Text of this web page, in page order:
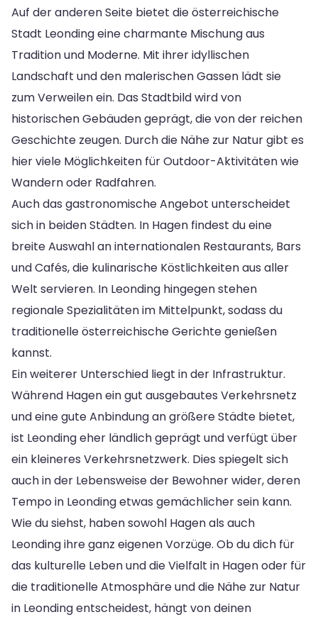
Auf der anderen Seite bietet die österreichische
Stadt Leonding eine charmante Mischung aus
Tradition und Moderne. Mit ihrer idyllischen
Landschaft und den malerischen Gassen lädt sie
zum Verweilen ein. Das Stadtbild wird von
historischen Gebäuden geprägt, die von der reichen
Geschichte zeugen. Durch die Nähe zur Natur gibt es
hier viele Möglichkeiten für Outdoor-Aktivitäten wie
Wandern oder Radfahren.
Auch das gastronomische Angebot unterscheidet
sich in beiden Städten. In Hagen findest du eine
breite Auswahl an internationalen Restaurants, Bars
und Cafés, die kulinarische Köstlichkeiten aus aller
Welt servieren. In Leonding hingegen stehen
regionale Spezialitäten im Mittelpunkt, sodass du
traditionelle österreichische Gerichte genießen
kannst.
Ein weiterer Unterschied liegt in der Infrastruktur.
Während Hagen ein gut ausgebautes Verkehrsnetz
und eine gute Anbindung an größere Städte bietet,
ist Leonding eher ländlich geprägt und verfügt über
ein kleineres Verkehrsnetzwerk. Dies spiegelt sich
auch in der Lebensweise der Bewohner wider, deren
Tempo in Leonding etwas gemächlicher sein kann.
Wie du siehst, haben sowohl Hagen als auch
Leonding ihre ganz eigenen Vorzüge. Ob du dich für
das kulturelle Leben und die Vielfalt in Hagen oder für
die traditionelle Atmosphäre und die Nähe zur Natur
in Leonding entscheidest, hängt von deinen